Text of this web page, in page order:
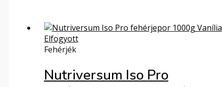
Elfogyott
Fehérjék
Nutriversum Iso Pro